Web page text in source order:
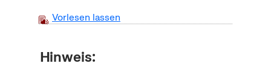
Vorlesen lassen
Hinweis: